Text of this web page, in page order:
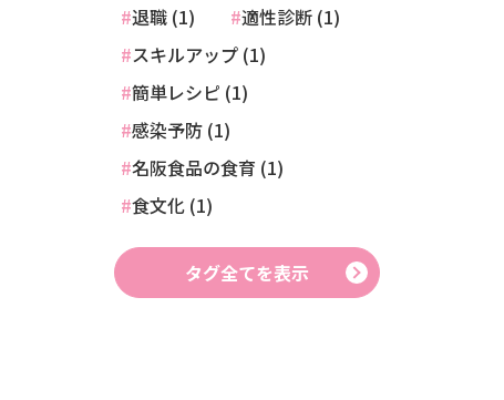
退職 (1)
適性診断 (1)
スキルアップ (1)
簡単レシピ (1)
感染予防 (1)
名阪食品の食育 (1)
食文化 (1)
タグ全てを表示